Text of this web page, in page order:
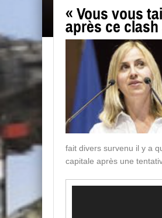
« Vous vous
après ce
fait divers survenu il y a
capitale après une